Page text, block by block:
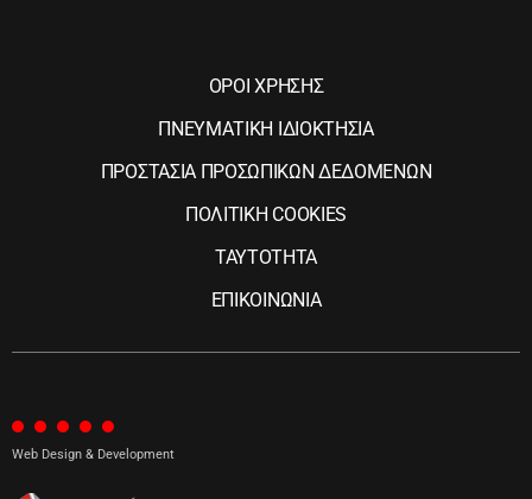
ΟΡΟΙ ΧΡΗΣΗΣ
ΠΝΕΥΜΑΤΙΚΗ ΙΔΙΟΚΤΗΣΙΑ
ΠΡΟΣΤΑΣΙΑ ΠΡΟΣΩΠΙΚΩΝ ΔΕΔΟΜΕΝΩΝ
ΠΟΛΙΤΙΚΗ COOKIES
ΤΑΥΤΟΤΗΤΑ
ΕΠΙΚΟΙΝΩΝΙΑ
Web Design & Development